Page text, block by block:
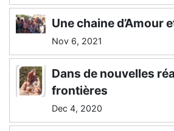
Une chaine d’Amour
Nov 6, 2021
Dans de nouvelles
frontières
Dec 4, 2020